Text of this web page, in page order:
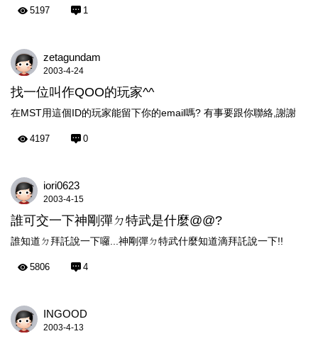
5197 1
zetagundam
2003-4-24
找一位叫作QOO的玩家^^
在MST用這個ID的玩家能留下你的email嗎? 有事要跟你聯絡,謝謝
4197 0
iori0623
2003-4-15
誰可交一下神剛彈ㄉ特武是什麼@@?
誰知道ㄉ拜託說一下囉...神剛彈ㄉ特武什麼知道滴拜託說一下!!
5806 4
INGOOD
2003-4-13